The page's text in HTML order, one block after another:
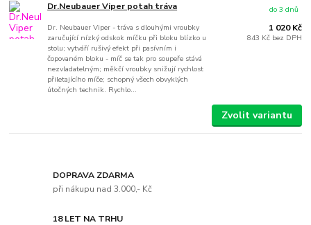
Dr.Neubauer Viper potah tráva
Dr. Neubauer Viper - tráva s dlouhými vroubky
zaručující nízký odskok míčku při bloku blízko u
stolu; vytváří rušivý efekt při pasívním i
čopovaném bloku - míč se tak pro soupeře stává
nezvladatelným; měkčí vroubky snižují rychlost
přiletajícího míče; schopný všech obvyklých
útočných technik. Rychlo...
1 020 Kč
843 Kč bez DPH
do 3 dnů
Zvolit variantu
DOPRAVA ZDARMA
při nákupu nad 3.000,- Kč
18 LET NA TRHU